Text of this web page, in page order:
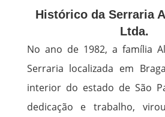
Histórico da Serraria
Ltda.
No ano de 1982, a família
Serraria localizada em
interior do estado de São
dedicação e trabalho,